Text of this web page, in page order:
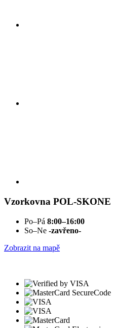
Vzorkovna POL-SKONE
Po–Pá 8:00–16:00
So–Ne -zavřeno-
Zobrazit na mapě